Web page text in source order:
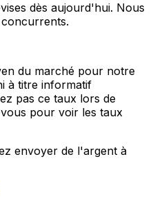
dès aujourd'hui. Nous
du marché pour notre
à titre informatif
pas ce taux lors de
pour voir les taux
envoyer de l'argent à